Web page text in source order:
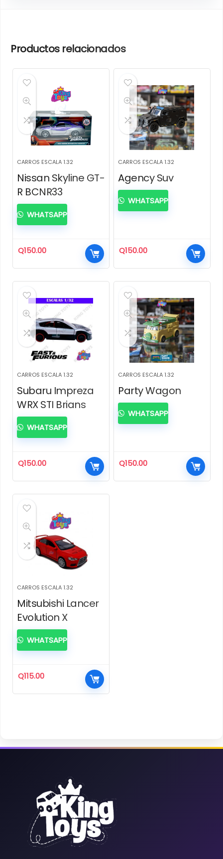
Productos relacionados
CARROS ESCALA 1.32
Nissan Skyline GT-
R BCNR33
Q150.00
WHATSAPP
CARROS ESCALA 1.32
Agency Suv
Q150.00
WHATSAPP
CARROS ESCALA 1.32
Subaru Impreza
WRX STI Brians
Q150.00
WHATSAPP
CARROS ESCALA 1.32
Party Wagon
Q150.00
WHATSAPP
CARROS ESCALA 1.32
Mitsubishi Lancer
Evolution X
Q115.00
WHATSAPP